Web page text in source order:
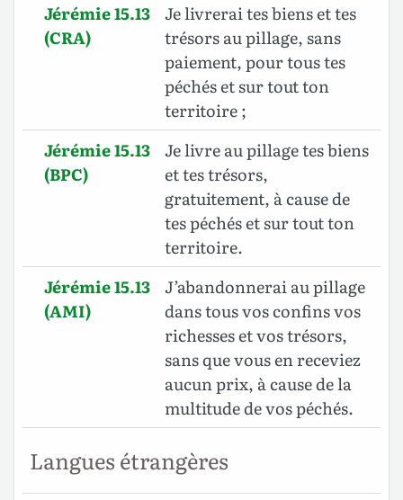
Jérémie 15.13
(CRA)
Je livrerai tes biens et tes
trésors au pillage, sans
paiement, pour tous tes
péchés et sur tout ton
territoire ;
Jérémie 15.13
(BPC)
Je livre au pillage tes biens
et tes trésors,
gratuitement, à cause de
tes péchés et sur tout ton
territoire.
Jérémie 15.13
(AMI)
J’abandonnerai au pillage
dans tous vos confins vos
richesses et vos trésors,
sans que vous en receviez
aucun prix, à cause de la
multitude de vos péchés.
Langues étrangères